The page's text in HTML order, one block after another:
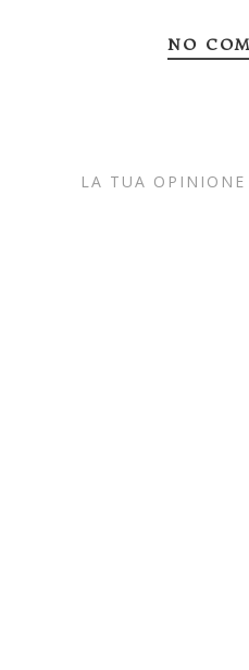
NO
LA TUA